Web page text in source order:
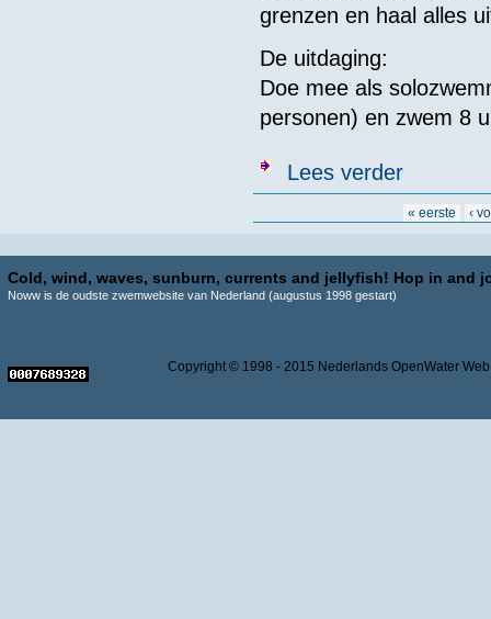
grenzen en haal alles
De uitdaging:
Doe mee als
personen) en zwem 8
Lees verderover De 8 uur
« eerste ‹
Cold, wind, waves, sunburn, currents and jellyfish! Hop in and
Noww is de oudste zwemwebsite van Nederland (augustus 1998 gestart)
Copyright © 1998 - 2015 Nederlands OpenWater